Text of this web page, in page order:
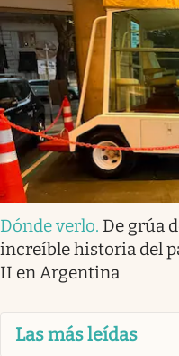
Dónde verlo. De grúa
increíble historia del
II en Argentina
Las más leídas